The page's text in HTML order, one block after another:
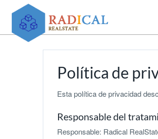
Política de
Esta política de privacidad
Responsable del
Responsable: Radical